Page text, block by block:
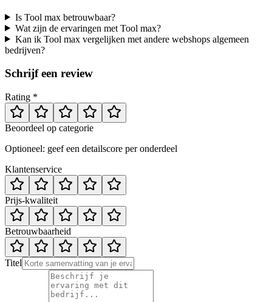
Is Tool max betrouwbaar?
Wat zijn de ervaringen met Tool max?
Kan ik Tool max vergelijken met andere webshops algemeen
bedrijven?
Schrijf een review
Rating *
Beoordeel op categorie
Optioneel: geef een detailscore per onderdeel
Klantenservice
Prijs-kwaliteit
Betrouwbaarheid
Titel